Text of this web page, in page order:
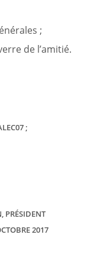
;
de l’amitié.
;
PRÉSIDENT
2017